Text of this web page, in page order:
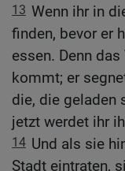
13 Wenn ihr in
finden, bevor er
essen. Denn
kommt; er
die, die geladen
jetzt werdet ihr
14 Und als sie
Stadt eintraten,